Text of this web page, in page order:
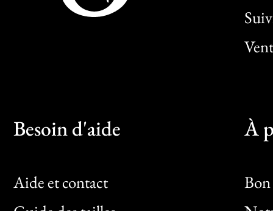
Besoin d'aide
Aide et contact
À